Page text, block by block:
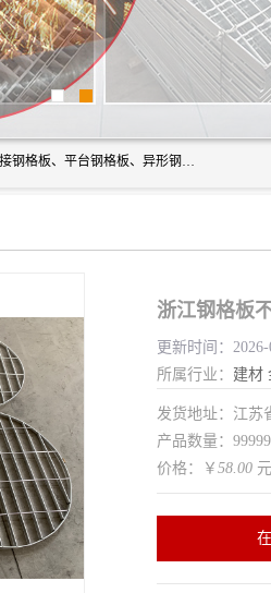
常州市格美瑞钢格板有限公司专业生产无锡钢格板、钢格板安装夹、复合钢格板、插接钢格板、平台钢格板、异形钢格板等产品。
浙江钢格板
更新时间：
所属行业： 建材
发货地址：江苏
产品数量：
价格：￥ 58.00